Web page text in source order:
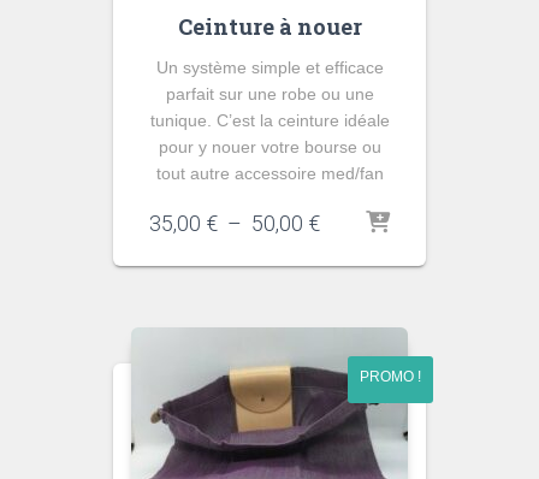
Ceinture à nouer
Un système simple et efficace
parfait sur une robe ou une
tunique. C’est la ceinture idéale
pour y nouer votre bourse ou
tout autre accessoire med/fan
35,00 € – 50,00 €Plage
prix :
à
PROMO !